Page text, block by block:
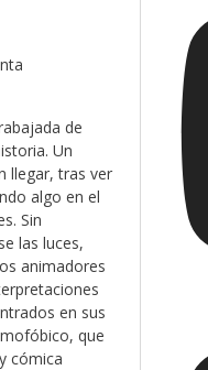
de
Un
llegar, tras ver
algo en el
Sin
las luces,
animadores
en sus
que
cómica